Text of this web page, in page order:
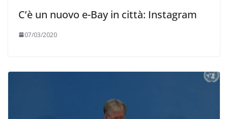
C’è un nuovo e-Bay in città: Instagram
07/03/2020